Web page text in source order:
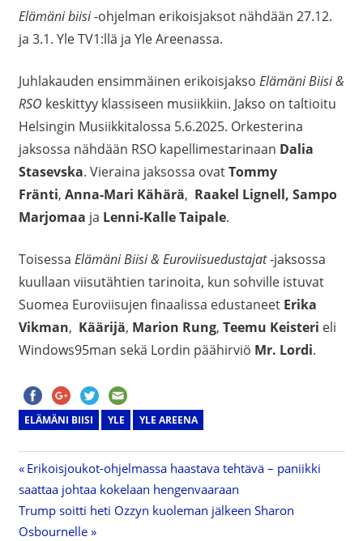
Elämäni biisi-ohjelman erikoisjaksot nähdään 27.12.
ja 3.1. Yle TV1:llä ja Yle Areenassa.
Juhlakauden ensimmäinen erikoisjakso Elämäni Biisi &
RSO keskittyy klassiseen musiikkiin. Jakso on taltioitu
Helsingin Musiikkitalossa 5.6.2025. Orkesterina
jaksossa nähdään RSO kapellimestarinaan Dalia
Stasevska. Vieraina jaksossa ovatTommy
Fränti, Anna-Mari Kähärä, Raakel Lignell, Sampo
Marjomaa ja Lenni-Kalle Taipale.
Toisessa Elämäni Biisi & Euroviisuedustajat-jaksossa
kuullaan viisutähtien tarinoita, kun sohville istuvat
Suomea Euroviisujen finaalissa edustaneet Erika
Vikman, Käärijä, Marion Rung, Teemu Keisteri eli
Windows95man sekä Lordin päähirviö Mr. Lordi.
ELÄMÄNI BIISI YLE YLE AREENA
Artikkelien
selaus
Previous
Post:
Erikoisjoukot-ohjelmassa haastava tehtävä – paniikki
saattaa johtaa kokelaan hengenvaaraan
Next
Post:
Trump soitti heti Ozzyn kuoleman jälkeen Sharon
Osbournelle